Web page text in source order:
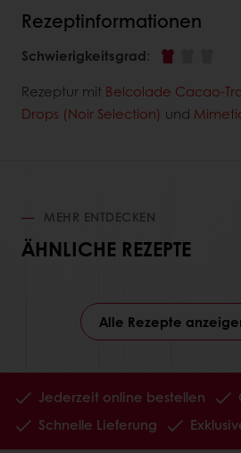
Rezeptinformationen
Schwierigkeitsgrad:
Rezeptur mit Belcolade Cacao-
Drops (Noir Selection) und
MEHR ENTDECKEN
ÄHNLICHE REZEPTE
Alle Rezepte
Jederzeit online bestellen
Schnelle Lieferung